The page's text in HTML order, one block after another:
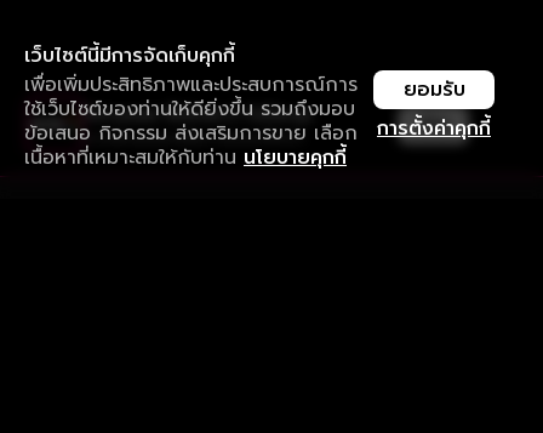
เว็บไซต์นี้มีการจัดเก็บคุกกี้
เพื่อเพิ่มประสิทธิภาพและประสบการณ์การ
ใช้เว็บไซต์ของท่านให้ดียิ่งขึ้น รวมถึงมอบ
ข้อเสนอ กิจกรรม ส่งเสริมการขาย เลือก
เนื้อหาที่เหมาะสมให้กับท่าน นโยบายคุกกี้
การตั้งค่าคุกกี้
ยอมรับ
ใช้งานแอป ลื่นไหลกว่า ไม่มีสะดุด
ดาวน์โหลดแอปเพื่อการรับชมที่ดีกว่า เปิด